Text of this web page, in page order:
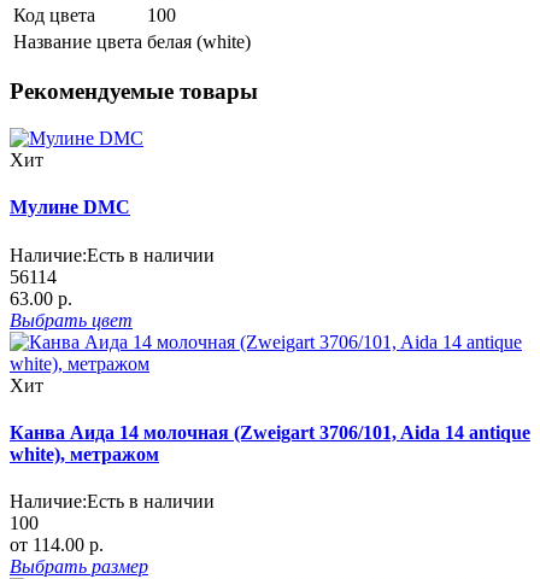
Код цвета
100
Название цвета белая (white)
Рекомендуемые товары
Хит
Мулине DMC
Наличие:Есть в наличии
56114
63.00 р.
Выбрать цвет
Хит
Канва Аида 14 молочная (Zweigart 3706/101, Aida 14 antique
white), метражом
Наличие:Есть в наличии
100
от 114.00 р.
Выбрать размер